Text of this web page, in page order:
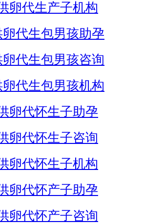
卵代生产子机构
代生包男孩助孕
代生包男孩咨询
代生包男孩机构
卵代怀生子助孕
卵代怀生子咨询
卵代怀生子机构
卵代怀产子助孕
卵代怀产子咨询